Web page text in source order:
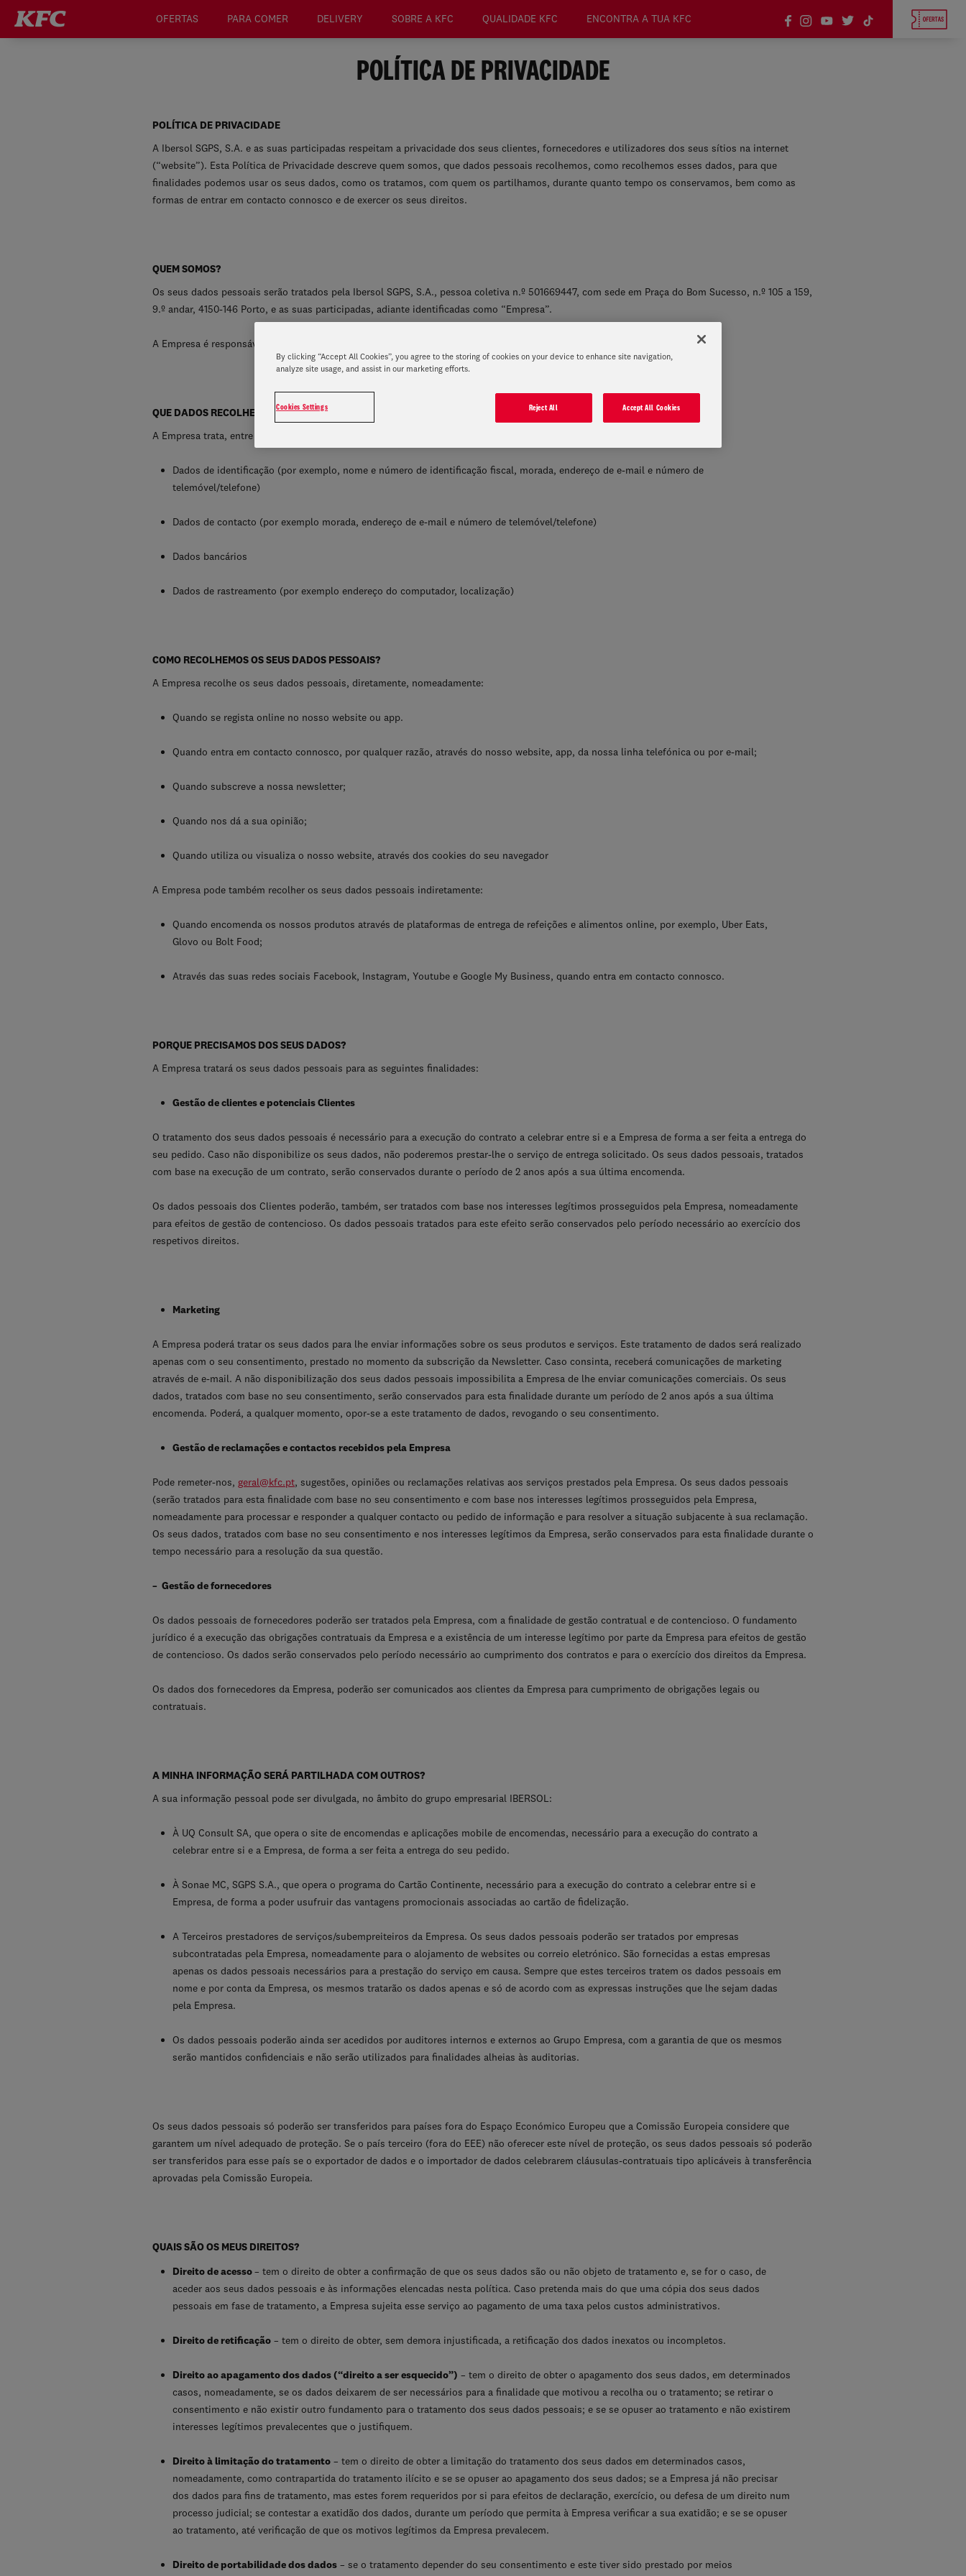
OFERTAS PARA COMER DELIVERY SOBRE A KFC QUALIDADE KFC ENCONTRA A TUA KFC
POLÍTICA DE PRIVACIDADE
POLÍTICA DE PRIVACIDADE
A Ibersol SGPS, S.A. e as suas participadas respeitam a privacidade dos seus clientes, fornecedores e utilizadores dos seus sítios na internet
(“website”). Esta Política de Privacidade descreve quem somos, que dados pessoais recolhemos, como recolhemos esses dados, para que
finalidades podemos usar os seus dados, como os tratamos, com quem os partilhamos, durante quanto tempo os conservamos, bem como as
formas de entrar em contacto connosco e de exercer os seus direitos.
QUEM SOMOS?
Os seus dados pessoais serão tratados pela Ibersol SGPS, S.A., pessoa coletiva n.º 501669447, com sede em Praça do Bom Sucesso, n.º 105 a 159,
9.º andar, 4150-146 Porto, e as suas participadas, adiante identificadas como “Empresa”.
A Empresa é responsável pelo tratamento de dados pessoais na aceção do Regulamento Geral sobre a Proteção de Dados.
QUE DADOS RECOLHEMOS?
A Empresa trata, entre outras, as seguintes categorias de dados pessoais:
Dados de identificação (por exemplo, nome e número de identificação fiscal, morada, endereço de e-mail e número de
telemóvel/telefone)
Dados de contacto (por exemplo morada, endereço de e-mail e número de telemóvel/telefone)
Dados bancários
Dados de rastreamento (por exemplo endereço do computador, localização)
COMO RECOLHEMOS OS SEUS DADOS PESSOAIS?
A Empresa recolhe os seus dados pessoais, diretamente, nomeadamente:
Quando se regista online no nosso website ou app.
Quando entra em contacto connosco, por qualquer razão, através do nosso website, app, da nossa linha telefónica ou por e-mail;
Quando subscreve a nossa newsletter;
Quando nos dá a sua opinião;
Quando utiliza ou visualiza o nosso website, através dos cookies do seu navegador
A Empresa pode também recolher os seus dados pessoais indiretamente:
Quando encomenda os nossos produtos através de plataformas de entrega de refeições e alimentos online, por exemplo, Uber Eats,
Glovo ou Bolt Food;
Através das suas redes sociais Facebook, Instagram, Youtube e Google My Business, quando entra em contacto connosco.
PORQUE PRECISAMOS DOS SEUS DADOS?
A Empresa tratará os seus dados pessoais para as seguintes finalidades:
Gestão de clientes e potenciais Clientes
O tratamento dos seus dados pessoais é necessário para a execução do contrato a celebrar entre si e a Empresa de forma a ser feita a entrega do
seu pedido. Caso não disponibilize os seus dados, não poderemos prestar-lhe o serviço de entrega solicitado. Os seus dados pessoais, tratados
com base na execução de um contrato, serão conservados durante o período de 2 anos após a sua última encomenda.
Os dados pessoais dos Clientes poderão, também, ser tratados com base nos interesses legítimos prosseguidos pela Empresa, nomeadamente
para efeitos de gestão de contencioso. Os dados pessoais tratados para este efeito serão conservados pelo período necessário ao exercício dos
respetivos direitos.
Marketing
A Empresa poderá tratar os seus dados para lhe enviar informações sobre os seus produtos e serviços. Este tratamento de dados será realizado
apenas com o seu consentimento, prestado no momento da subscrição da Newsletter. Caso consinta, receberá comunicações de marketing
através de e-mail. A não disponibilização dos seus dados pessoais impossibilita a Empresa de lhe enviar comunicações comerciais. Os seus
dados, tratados com base no seu consentimento, serão conservados para esta finalidade durante um período de 2 anos após a sua última
encomenda. Poderá, a qualquer momento, opor-se a este tratamento de dados, revogando o seu consentimento.
Gestão de reclamações e contactos recebidos pela Empresa
Pode remeter-nos, geral@kfc.pt, sugestões, opiniões ou reclamações relativas aos serviços prestados pela Empresa. Os seus dados pessoais
(serão tratados para esta finalidade com base no seu consentimento e com base nos interesses legítimos prosseguidos pela Empresa,
nomeadamente para processar e responder a qualquer contacto ou pedido de informação e para resolver a situação subjacente à sua reclamação.
Os seus dados, tratados com base no seu consentimento e nos interesses legítimos da Empresa, serão conservados para esta finalidade durante o
tempo necessário para a resolução da sua questão.
– Gestão de fornecedores
Os dados pessoais de fornecedores poderão ser tratados pela Empresa, com a finalidade de gestão contratual e de contencioso. O fundamento
jurídico é a execução das obrigações contratuais da Empresa e a existência de um interesse legítimo por parte da Empresa para efeitos de gestão
de contencioso. Os dados serão conservados pelo período necessário ao cumprimento dos contratos e para o exercício dos direitos da Empresa.
Os dados dos fornecedores da Empresa, poderão ser comunicados aos clientes da Empresa para cumprimento de obrigações legais ou
contratuais.
A MINHA INFORMAÇÃO SERÁ PARTILHADA COM OUTROS?
A sua informação pessoal pode ser divulgada, no âmbito do grupo empresarial IBERSOL:
À UQ Consult SA, que opera o site de encomendas e aplicações mobile de encomendas, necessário para a execução do contrato a
celebrar entre si e a Empresa, de forma a ser feita a entrega do seu pedido.
À Sonae MC, SGPS S.A., que opera o programa do Cartão Continente, necessário para a execução do contrato a celebrar entre si e
Empresa, de forma a poder usufruir das vantagens promocionais associadas ao cartão de fidelização.
A Terceiros prestadores de serviços/subempreiteiros da Empresa. Os seus dados pessoais poderão ser tratados por empresas
subcontratadas pela Empresa, nomeadamente para o alojamento de websites ou correio eletrónico. São fornecidas a estas empresas
apenas os dados pessoais necessários para a prestação do serviço em causa. Sempre que estes terceiros tratem os dados pessoais em
nome e por conta da Empresa, os mesmos tratarão os dados apenas e só de acordo com as expressas instruções que lhe sejam dadas
pela Empresa.
Os dados pessoais poderão ainda ser acedidos por auditores internos e externos ao Grupo Empresa, com a garantia de que os mesmos
serão mantidos confidenciais e não serão utilizados para finalidades alheias às auditorias.
Os seus dados pessoais só poderão ser transferidos para países fora do Espaço Económico Europeu que a Comissão Europeia considere que
garantem um nível adequado de proteção. Se o país terceiro (fora do EEE) não oferecer este nível de proteção, os seus dados pessoais só poderão
ser transferidos para esse país se o exportador de dados e o importador de dados celebrarem cláusulas-contratuais tipo aplicáveis à transferência
aprovadas pela Comissão Europeia.
QUAIS SÃO OS MEUS DIREITOS?
Direito de acesso– tem o direito de obter a confirmação de que os seus dados são ou não objeto de tratamento e, se for o caso, de
aceder aos seus dados pessoais e às informações elencadas nesta política. Caso pretenda mais do que uma cópia dos seus dados
pessoais em fase de tratamento, a Empresa sujeita esse serviço ao pagamento de uma taxa pelos custos administrativos.
Direito de retificação – tem o direito de obter, sem demora injustificada, a retificação dos dados inexatos ou incompletos.
Direito ao apagamento dos dados (“direito a ser esquecido”) – tem o direito de obter o apagamento dos seus dados, em determinados
casos, nomeadamente, se os dados deixarem de ser necessários para a finalidade que motivou a recolha ou o tratamento; se retirar o
consentimento e não existir outro fundamento para o tratamento dos seus dados pessoais; e se se opuser ao tratamento e não existirem
interesses legítimos prevalecentes que o justifiquem.
Direito à limitação do tratamento – tem o direito de obter a limitação do tratamento dos seus dados em determinados casos,
nomeadamente, como contrapartida do tratamento ilícito e se se opuser ao apagamento dos seus dados; se a Empresa já não precisar
dos dados para fins de tratamento, mas estes forem requeridos por si para efeitos de declaração, exercício, ou defesa de um direito num
processo judicial; se contestar a exatidão dos dados, durante um período que permita à Empresa verificar a sua exatidão; e se se opuser
ao tratamento, até verificação de que os motivos legítimos da Empresa prevalecem.
Direito de portabilidade dos dados – se o tratamento depender do seu consentimento e este tiver sido prestado por meios
By clicking “Accept All Cookies”, you agree to the storing of cookies on your device to enhance site navigation,
analyze site usage, and assist in our marketing efforts.
Cookies Settings Reject All Accept All Cookies